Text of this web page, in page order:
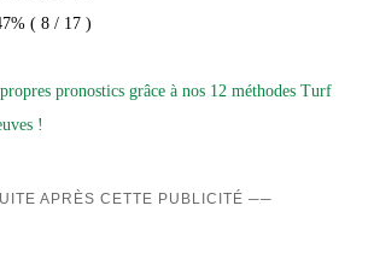
( 8 / 17 )
pronostics grâce à nos 12 méthodes Turf
!
APRÈS CETTE PUBLICITÉ ──